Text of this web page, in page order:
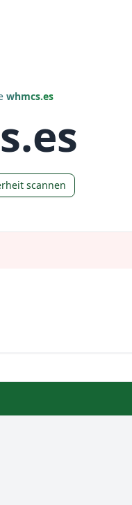
whmcs.es
scannen